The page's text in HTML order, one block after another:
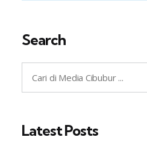
Search
Latest Posts